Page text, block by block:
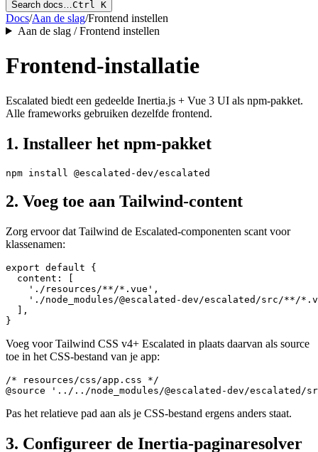
Search docs… Ctrl K
Docs/Aan de slag/Frontend instellen
Aan de slag / Frontend instellen
Frontend-installatie
Escalated biedt een gedeelde Inertia.js + Vue 3 UI als npm-pakket.
Alle frameworks gebruiken dezelfde frontend.
1. Installeer het npm-pakket
2. Voeg toe aan Tailwind-content
Zorg ervoor dat Tailwind de Escalated-componenten scant voor
klassenamen:
export default {
  content: [
    './resources/**/*.vue',
'./node_modules/@escalated-dev/escalated/src/**/
  ],
Voeg voor Tailwind CSS v4+ Escalated in plaats daarvan als source
toe in het CSS-bestand van je app:
/* resources/css/app.css */
Pas het relatieve pad aan als je CSS-bestand ergens anders staat.
3. Configureer de Inertia-paginaresolver